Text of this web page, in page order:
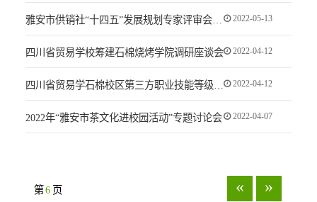
2022-05-13
四川省贸易学校筹建石棉烧烤学院调研座谈会 2022-04-12
2022-04-12
2022年“雅安市茶文化进校园活动”专题讨论会 2022-04-07
第6 页 « »